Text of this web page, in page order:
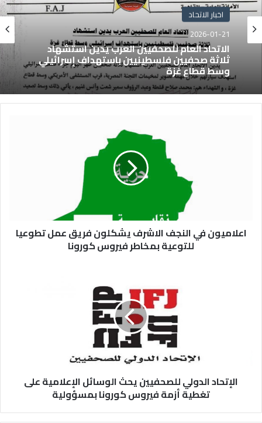
اخبار الاتحاد
2026-01-21
الاتحاد العام للصحفيين العرب يدين استشهاد
ثلاثة صحفيين فلسطينيين باستهداف إسرائيلي
وسط قطاع غزة
اعلاميون في النجف الاشرف يشكلون فريق عمل تطوعيا
للتوعية بمخاطر فيروس كورونا
الإتحاد الدولي للصحفيين يحث الوسائل الإعلامية على
تغطية أزمة فيروس كورونا بمسؤولية